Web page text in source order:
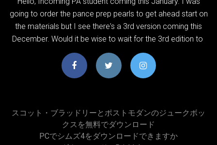
going to order the pance prep pearls to get ahead start on
the materials but I see there's a 3rd version coming this
December. Would it be wise to wait for the 3rd edition to
スコット・ブラッドリーとポストモダンのジュークボッ
クスを無料でダウンロード
PCでシムズ4をダウンロードできますか